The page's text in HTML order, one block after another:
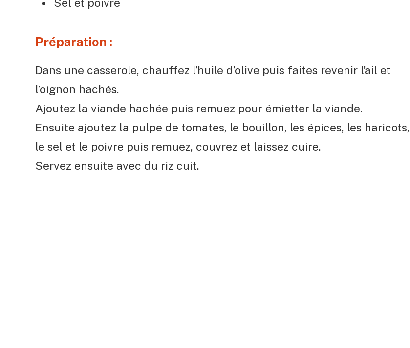
Sel et poivre
Préparation :
Dans une casserole, chauffez l’huile d’olive puis faites revenir l’ail et
l’oignon hachés.
Ajoutez la viande hachée puis remuez pour émietter la viande.
Ensuite ajoutez la pulpe de tomates, le bouillon, les épices, les haricots,
le sel et le poivre puis remuez, couvrez et laissez cuire.
Servez ensuite avec du riz cuit.